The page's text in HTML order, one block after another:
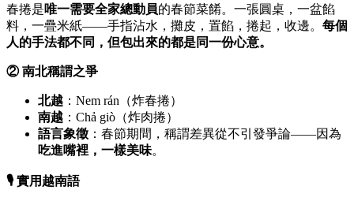
春捲是唯一需要全家總動員的春節菜餚。一張圓桌，一盆餡
料，一疊米紙——手指沾水，攤皮，置餡，捲起，收邊。 每個
人的手法都不同，但包出來的都是同一份心意。
② 南北稱謂之爭
北越 ：Nem rán（炸春捲）
南越 ：Chả giò（炸肉捲）
語言象徵 ：春節期間，稱謂差異從不引發爭論——因為
吃進嘴裡，一樣美味。
🎙️ 實用越南語